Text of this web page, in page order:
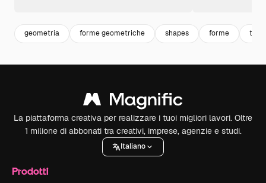
geometria forme geometriche shapes forme
La piattaforma creativa per realizzare i tuoi migliori lavori. Oltre
1 milione di abbonati tra creativi, imprese, agenzie e studi.
Italiano
Prodotti